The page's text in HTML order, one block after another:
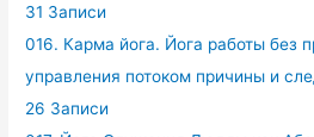
31 Записи
016. Карма йога. Йога работы без
управления потоком причины и
26 Записи